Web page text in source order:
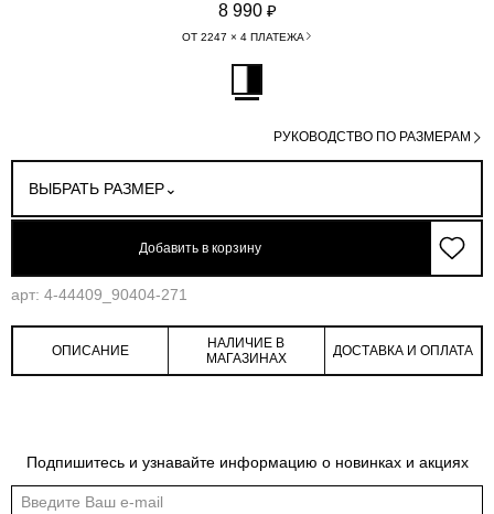
8 990 ₽
ОТ 2247 × 4 ПЛАТЕЖА
ВЫБРАТЬ РАЗМЕР
РУКОВОДСТВО ПО РАЗМЕРАМ
Добавить в корзину
арт: 4-44409_90404-271
ОПИСАНИЕ
НАЛИЧИЕ В
МАГАЗИНАХ
ДОСТАВКА И ОПЛАТА
Подпишитесь и узнавайте информацию о новинках и акциях